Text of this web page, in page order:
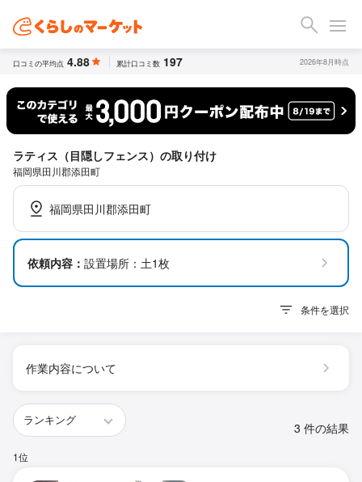
口コミの平均点 4.88 累計口コミ数 197 2026年8月時点
ラティス（目隠しフェンス）の取り付け
福岡県田川郡添田町
福岡県田川郡添田町
依頼内容： 設置場所：土1枚
条件を選択
作業内容について
3 件の結果
1位